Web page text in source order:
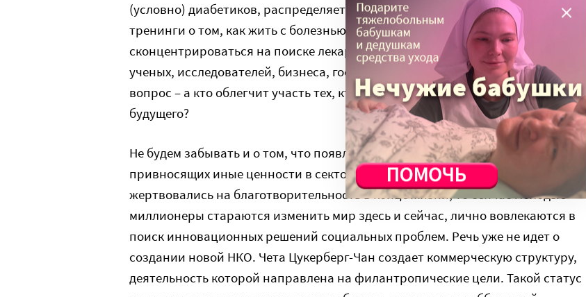
(условно) диабетиков, распределяет между ними брошюры, проводит
тренинги о том, как жить с болезнью. А не правильнее ли
сконцентрироваться на поиске лекарства от диабета, объединении усилий
ученых, исследователей, бизнеса, государства и пр.? Конечно, встречный
вопрос – а кто облегчит участь тех, кто еще не дожил до этого прекрасного
будущего?
Не будем забывать и о том, что появляется новое поколения филантропов,
привносящих иные ценности в сектор. Если раньше в основном состояния
жертвовались на благотворительность в конце жизни, то сейчас молодые
миллионеры стараются изменить мир здесь и сейчас, лично вовлекаются в
поиск инновационных решений социальных проблем. Речь уже не идет о
создании новой НКО. Чета Цукерберг-Чан создает коммерческую структуру,
деятельность которой направлена на филантропические цели. Такой статус